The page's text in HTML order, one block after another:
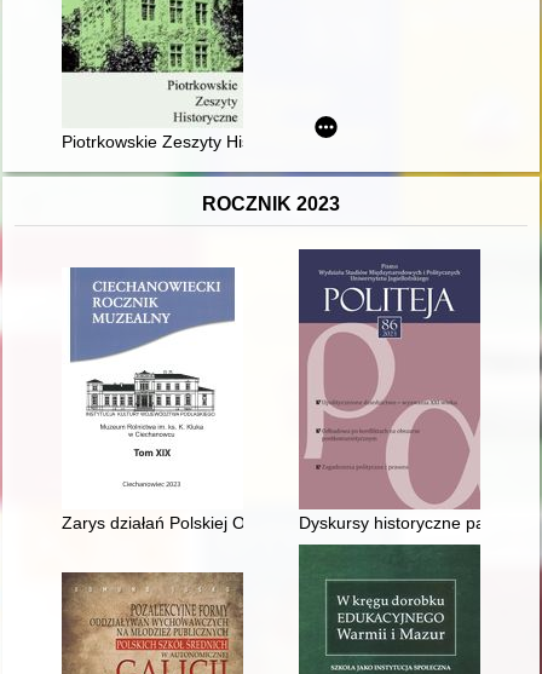
Piotrkowskie Zeszyty Historyczne. T. 22, z. 3 (2021)
ROCZNIK 2023
Zarys działań Polskiej Organizacji Wojskowej w rejonie
Dyskursy historyczne państw